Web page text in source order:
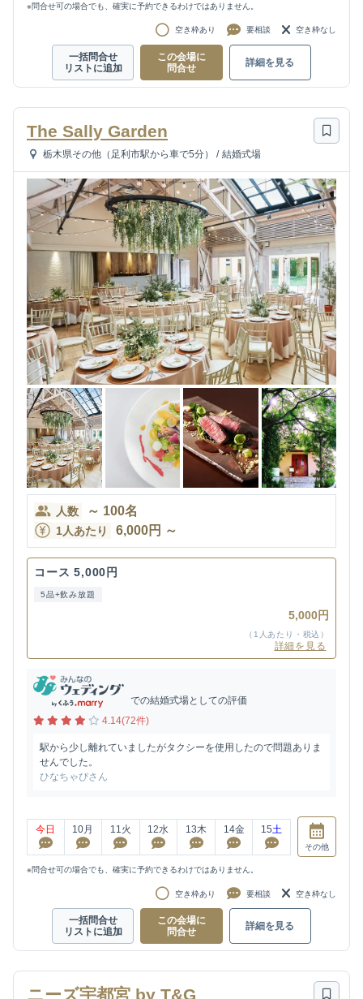
※問合せ可の場合でも、確実に予約できるわけではありません。
空き枠あり 要相談 空き枠なし
一括問合せ
リストに追加
この会場に
問合せ
詳細を見る
The Sally Garden
栃木県その他（足利市駅から車で5分） / 結婚式場
人数 ～ 100名
1人あたり 6,000円 ～
コース 5,000円
5品+飲み放題
5,000円
（1人あたり・税込）
詳細を見る
での結婚式場としての評価
4.14(72件)
駅から少し離れていましたがタクシーを使用したので問題ありま
せんでした。
ひなちゃぴさん
今日 10月 11火 12水 13木 14金 15土
その他
※問合せ可の場合でも、確実に予約できるわけではありません。
空き枠あり 要相談 空き枠なし
一括問合せ
リストに追加
この会場に
問合せ
詳細を見る
ニーズ宇都宮 by T&G